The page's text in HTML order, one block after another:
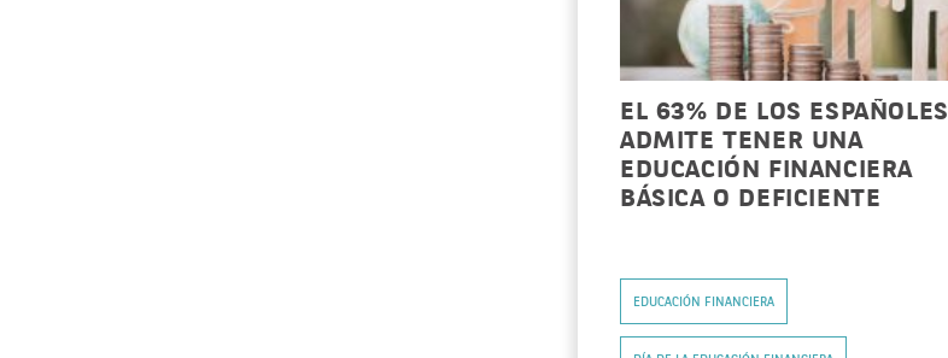
EL 63% DE LOS ESPAÑOLES
ADMITE TENER UNA
EDUCACIÓN FINANCIERA
BÁSICA O DEFICIENTE
EDUCACIÓN FINANCIERA